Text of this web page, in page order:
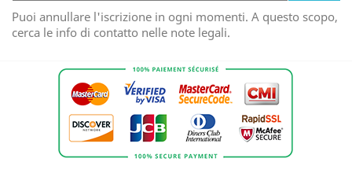
Puoi annullare l'iscrizione in ogni momenti. A questo scopo,
cerca le info di contatto nelle note legali.